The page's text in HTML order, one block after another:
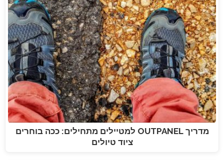
מדריך OUTPANEL למטיילים מתחילים: ככה בוחרים
ציוד טיולים